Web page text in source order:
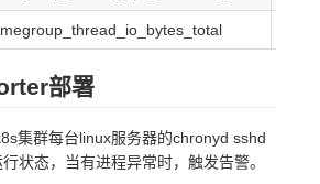
部署
集群每台linux服务器的chronyd sshd
状态，当有进程异常时，触发告警。